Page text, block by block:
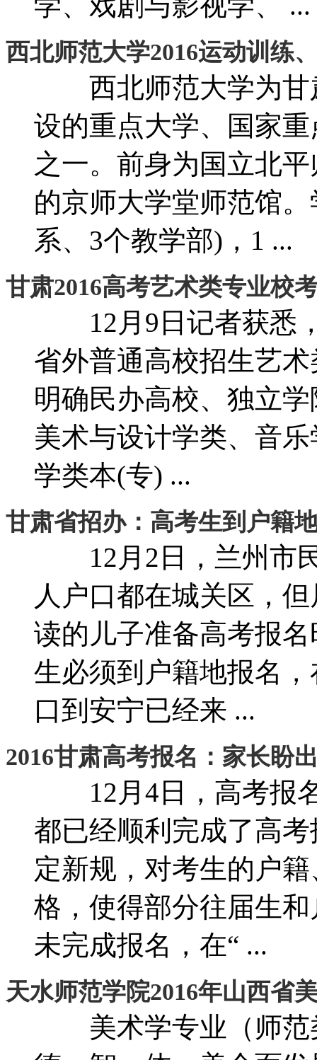
西北师范大学2016运动训练
西北师范大学为甘
设的重点大学、国家
之一。前身为国立北
的京师大学堂师范馆
系、3个教学部)，1 ...
甘肃2016高考艺术类专业校
12月9日记者获悉，
省外普通高校招生艺
明确民办高校、独立
美术与设计学类、音
学类本(专) ...
甘肃省招办：高考生到户籍
12月2日，兰州市民
人户口都在城关区，
读的儿子准备高考报
生必须到户籍地报名
口到安宁已经来 ...
2016甘肃高考报名：家长盼
12月4日，高考报名
都已经顺利完成了高
定新规，对考生的户
格，使得部分往届生
未完成报名，在“ ...
天水师范学院2016年山西省
美术学专业（师